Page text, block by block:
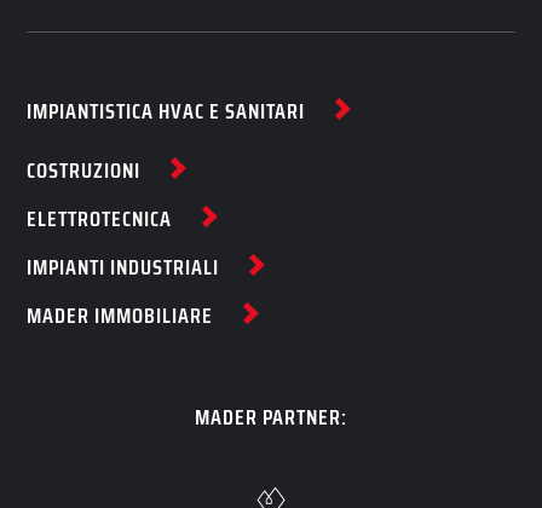
IMPIANTISTICA HVAC E SANITARI
COSTRUZIONI
ELETTROTECNICA
IMPIANTI INDUSTRIALI
MADER IMMOBILIARE
MADER PARTNER: